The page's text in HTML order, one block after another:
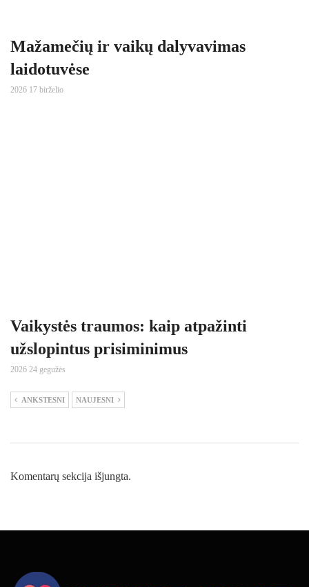
Mažamečių ir vaikų dalyvavimas
laidotuvėse
2026 17 birželio
Vaikystės traumos: kaip atpažinti
užslopintus prisiminimus
2026 24 gegužės
ANKSTESNI NAUJESNI
Komentarų sekcija išjungta.